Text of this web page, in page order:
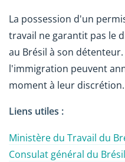
La possession d'un
travail ne garantit pas le
au Brésil à son
l'immigration peuvent
moment à leur discrétion.
Liens utiles :
Ministère du Travail du
Consulat général du Brésil